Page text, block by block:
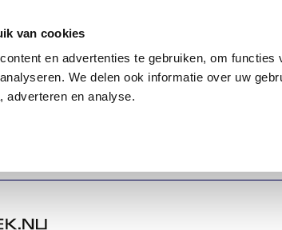
van cookies
en advertenties te gebruiken, om functies
We delen ook informatie over uw
adverteren en analyse.